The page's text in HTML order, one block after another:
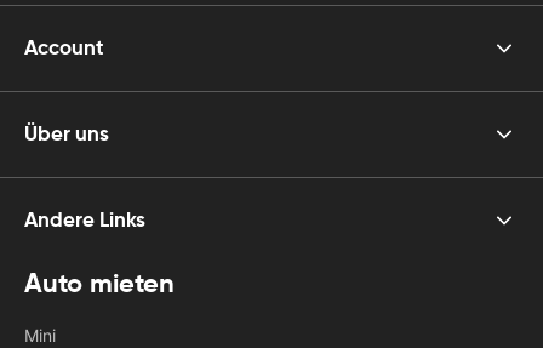
Account
Über uns
Andere Links
Auto mieten
Mini